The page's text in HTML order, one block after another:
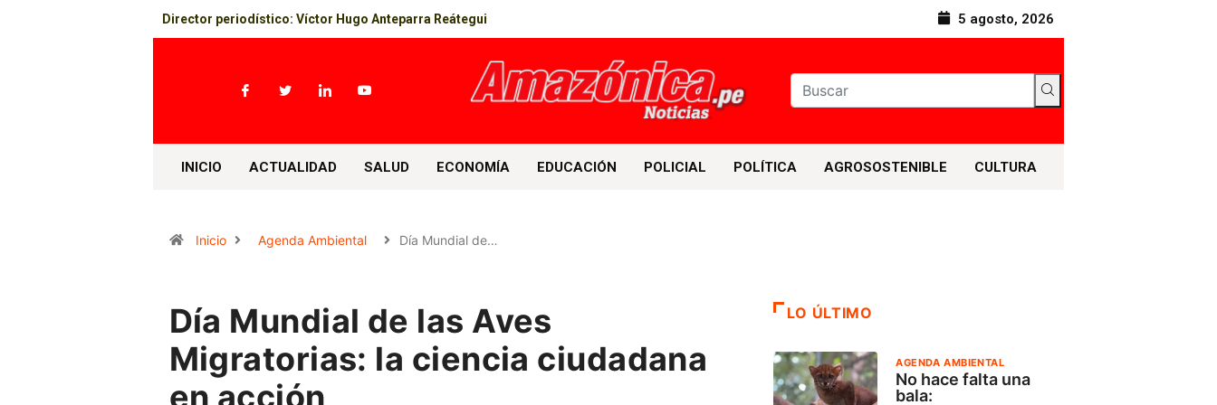
Director periodístico: Víctor Hugo Anteparra Reátegui 5 agosto, 2026
INICIO ACTUALIDAD SALUD ECONOMÍA EDUCACIÓN POLICIAL POLÍTICA AGROSOSTENIBLE CULTURA
Inicio Agenda Ambiental Día Mundial de…
Día Mundial de las Aves
Migratorias: la ciencia ciudadana
en acción
LO ÚLTIMO
AGENDA AMBIENTAL
No hace falta una
bala: